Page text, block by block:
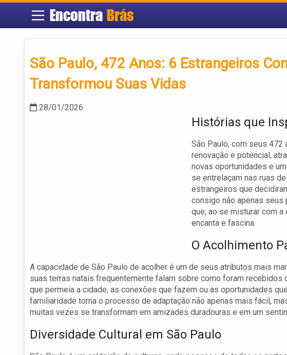
EncontraBrás
São Paulo, 472 Anos: 6 Estrangeiros
Transformou Suas Vidas
28/01/2026
Histórias que
São Paulo, com seus 472
renovação e potencial,
novas oportunidades e
se entrelaçam nas ruas
estrangeiros que
consigo não apenas seus
que, ao se misturar com
encanta e fascina.
O Acolhimento
A capacidade de São Paulo de acolher é um de seus atributos mais
suas terras natais frequentemente falam sobre como foram recebidos
que permeia a cidade, as conexões que fazem ou as oportunidades
familiaridade torna o processo de adaptação não apenas mais fácil,
muitas vezes se transformam em amizades duradouras e em um
Diversidade Cultural em São Paulo